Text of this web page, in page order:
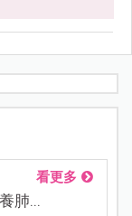
看更多
肺...